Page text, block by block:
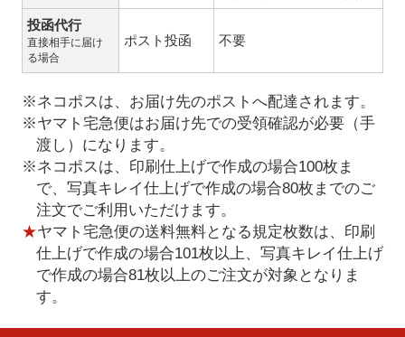
投函代行
直接相手に届け
る場合
ポスト投函 不要
※ネコポスは、お届け先のポストへ配達されます。
※ヤマト宅急便はお届け先での受領確認が必要（手
渡し）になります。
※ネコポスは、印刷仕上げで作成の場合100枚ま
で、写真キレイ仕上げで作成の場合80枚までのご
注文でご利用いただけます。
★ヤマト宅急便の送料無料となる規定枚数は、印刷
仕上げで作成の場合101枚以上、写真キレイ仕上げ
で作成の場合81枚以上のご注文が対象となりま
す。